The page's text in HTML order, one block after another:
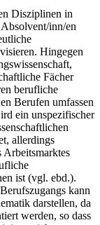
Disziplinen in
inn/en
Hingegen
Fächer
berufliche
Berufen umfassen
ein unspezifischer
allerdings
Arbeitsmarktes
ist (vgl. ebd.).
kann
darstellen, da
werden, so dass